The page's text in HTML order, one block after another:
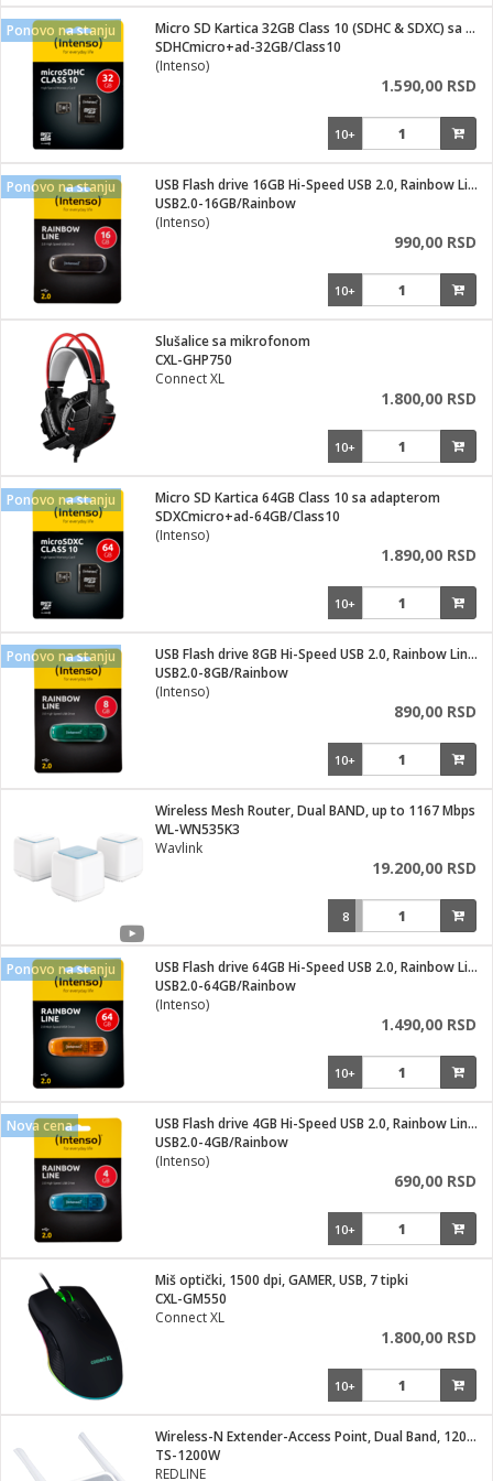
mesa
kafu
ostalo
Vitrine
pribor
materijal
i kutije
i oprema
brave
oprema
Ponovo na stanju
Micro SD Kartica 32GB Class 10 (SDHC & SDXC) sa adapterom
SDHCmicro+ad-32GB/Class10
(Intenso)
1.590,00 RSD
10+
Ponovo na stanju
USB Flash drive 16GB Hi-Speed USB 2.0, Rainbow Line, CRNI
USB2.0-16GB/Rainbow
(Intenso)
990,00 RSD
10+
Slušalice sa mikrofonom
CXL-GHP750
Connect XL
1.800,00 RSD
10+
Ponovo na stanju
Micro SD Kartica 64GB Class 10 sa adapterom
SDXCmicro+ad-64GB/Class10
(Intenso)
1.890,00 RSD
10+
Ponovo na stanju
USB Flash drive 8GB Hi-Speed USB 2.0, Rainbow Line, ZELENI
USB2.0-8GB/Rainbow
(Intenso)
890,00 RSD
10+
Wireless Mesh Router, Dual BAND, up to 1167 Mbps
WL-WN535K3
Wavlink
19.200,00 RSD
8
Ponovo na stanju
USB Flash drive 64GB Hi-Speed USB 2.0, Rainbow Line, ORANGE
USB2.0-64GB/Rainbow
(Intenso)
1.490,00 RSD
10+
Nova cena
USB Flash drive 4GB Hi-Speed USB 2.0, Rainbow Line, PLAVI
USB2.0-4GB/Rainbow
(Intenso)
690,00 RSD
10+
Miš optički, 1500 dpi, GAMER, USB, 7 tipki
CXL-GM550
Connect XL
1.800,00 RSD
10+
Wireless-N Extender-Access Point, Dual Band, 1200Mbps
TS-1200W
REDLINE